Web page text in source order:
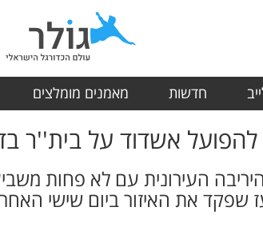
חדשות מאמנים מומלצים
היריבה העירונית עם לא פחות
שפקד את האיזור ביום שישי